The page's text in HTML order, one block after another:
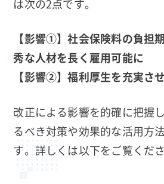
は次の2点です。
【影響①】社会保険料の負担
秀な人材を長く雇用可能に
【影響②】福利厚生を充実さ
改正による影響を的確に把握
るべき対策や効果的な活用方
す。詳しくは以下をご覧くださ